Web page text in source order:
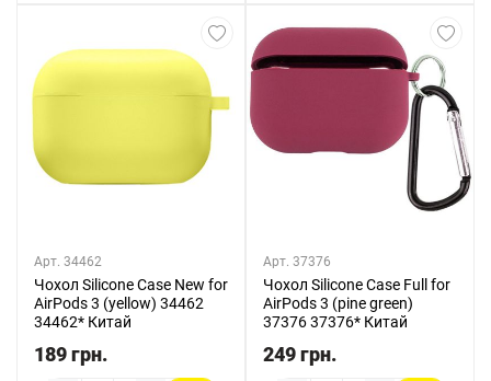
Арт. 34462
Чохол Silicone Case New for
AirPods 3 (yellow) 34462
34462* Китай
189 грн.
Арт. 37376
Чохол Silicone Case Full for
AirPods 3 (pine green)
37376 37376* Китай
249 грн.